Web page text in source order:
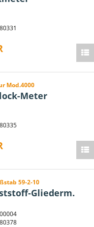
Mod.4000
Meter
59-2-10
Gliederm.